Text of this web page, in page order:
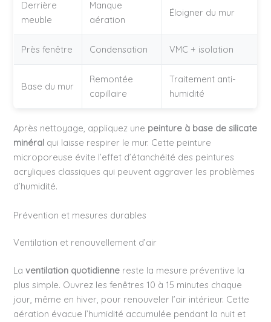
Derrière
meuble
Manque
aération
Éloigner du mur
Près fenêtre Condensation VMC + isolation
Base du mur
Remontée
capillaire
Traitement anti-
humidité
Après nettoyage, appliquez une peinture à base de silicate
minéral qui laisse respirer le mur. Cette peinture
microporeuse évite l’effet d’étanchéité des peintures
acryliques classiques qui peuvent aggraver les problèmes
d’humidité.
Prévention et mesures durables
Ventilation et renouvellement d’air
Laventilation quotidienne reste la mesure préventive la
plus simple. Ouvrez les fenêtres 10 à 15 minutes chaque
jour, même en hiver, pour renouveler l’air intérieur. Cette
aération évacue l’humidité accumulée pendant la nuit et